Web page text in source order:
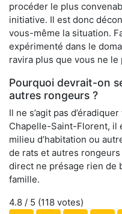
procéder le plus
initiative. Il est donc
vous-même la situation.
expérimenté dans le
ravira plus que vous ne le
Pourquoi devrait-on
autres rongeurs ?
Il ne s’agit pas
Chapelle-Saint-Florent, il
milieu d’habitation ou
de rats et autres
direct ne présage rien de
famille.
4.8 / 5 (118 votes)